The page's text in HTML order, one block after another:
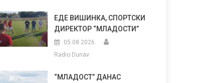
ЕДЕ ВИШИНКА, СПОРТСКИ
ДИРЕКТОР “МЛАДОСТИ”
05.08.2026.
Radio Dunav
“МЛАДОСТ” ДАНАС